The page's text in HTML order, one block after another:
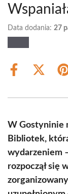
Data dodania: 27
Share
Share
(Twitter)
W Gostyninie
Bibliotek,
wydarzeniem
rozpoczął się